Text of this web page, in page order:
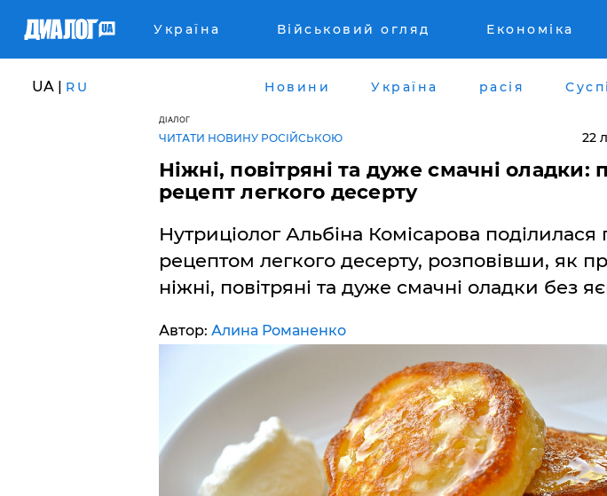
Україна Військовий огляд Економіка
UA | RU Новини Україна расія
ДІАЛОГ
ЧИТАТИ НОВИНУ РОСІЙСЬКОЮ 22
Ніжні, повітряні та дуже смачні оладки:
рецепт легкого десерту
Нутриціолог Альбіна Комісарова поділилася
рецептом легкого десерту, розповівши, як
ніжні, повітряні та дуже смачні оладки без
Автор: Алина Романенко